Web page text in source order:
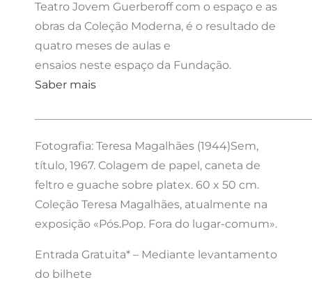
Teatro Jovem Guerberoff com o espaço e as
obras da Coleção Moderna, é o resultado de
quatro meses de aulas e
ensaios neste espaço da Fundação.
Saber mais
Fotografia: Teresa Magalhães (1944)Sem,
título, 1967. Colagem de papel, caneta de
feltro e guache sobre platex. 60 x 50 cm.
Coleção Teresa Magalhães, atualmente na
exposição «Pós.Pop. Fora do lugar-comum».
Entrada Gratuita* – Mediante levantamento
do bilhete